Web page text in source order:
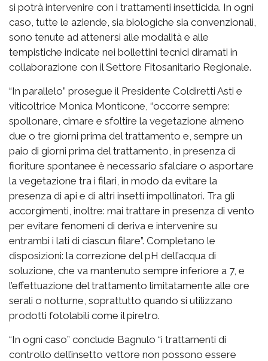
si potrà intervenire con i trattamenti insetticida. In ogni
caso, tutte le aziende, sia biologiche sia convenzionali,
sono tenute ad attenersi alle modalità e alle
tempistiche indicate nei bollettini tecnici diramati in
collaborazione con il Settore Fitosanitario Regionale.
“In parallelo” prosegue il Presidente Coldiretti Asti e
viticoltrice Monica Monticone, “occorre sempre:
spollonare, cimare e sfoltire la vegetazione almeno
due o tre giorni prima del trattamento e, sempre un
paio di giorni prima del trattamento, in presenza di
fioriture spontanee è necessario sfalciare o asportare
la vegetazione tra i filari, in modo da evitare la
presenza di api e di altri insetti impollinatori. Tra gli
accorgimenti, inoltre: mai trattare in presenza di vento
per evitare fenomeni di deriva e intervenire su
entrambi i lati di ciascun filare”. Completano le
disposizioni: la correzione del pH dell’acqua di
soluzione, che va mantenuto sempre inferiore a 7, e
l’effettuazione del trattamento limitatamente alle ore
serali o notturne, soprattutto quando si utilizzano
prodotti fotolabili come il piretro.
“In ogni caso” conclude Bagnulo “i trattamenti di
controllo dell’insetto vettore non possono essere